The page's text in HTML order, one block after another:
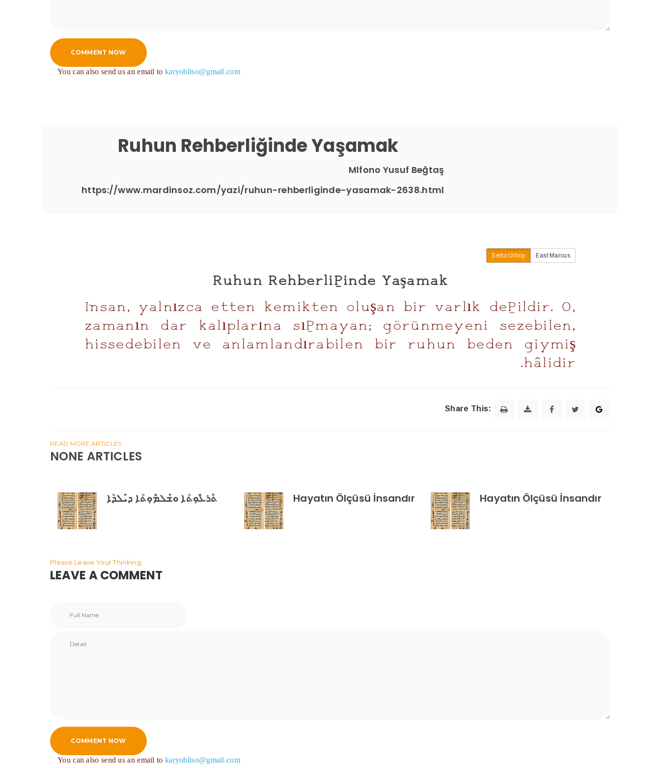
COMMENT NOW
You can also send us an email to karyohliso@gmail.com
Ruhun Rehberliğinde Yaşamak
Mlfono Yusuf Beğtaş
https://www.mardinsoz.com/yazi/ruhun-rehberliginde-yasamak-2638.html
Serto Urhoy East Marcus
Ruhun Rehberliğinde Yaşamak
İnsan, yalnızca etten kemikten oluşan bir varlık değildir. O,
zamanın dar kalıplarına sığmayan; görünmeyeni sezebilen,
hissedebilen ve anlamlandırabilen bir ruhun beden giymiş
hâlidir.
Share This:
READ MORE ARTICLES
NONE ARTICLES
ܬܰܪܥܽܘܼܬܳܐ ܘܫܰܠܡܽܘܼܬܳܐ ܕܝܰܠܕܳܐ Hayatın Ölçüsü İnsandır Hayatın Ölçüsü İnsandır
Please Leave Your Thinking
LEAVE A COMMENT
COMMENT NOW
You can also send us an email to karyohliso@gmail.com